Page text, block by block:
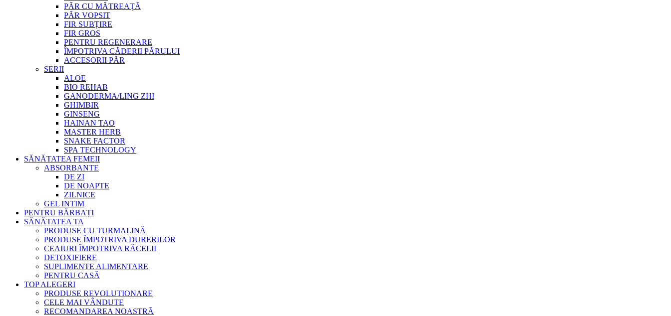
PĂR CU MĂTREAȚĂ
PĂR VOPSIT
FIR SUBȚIRE
FIR GROS
PENTRU REGENERARE
ÎMPOTRIVA CĂDERII PĂRULUI
ACCESORII PĂR
SERII
ALOE
BIO REHAB
GANODERMA/LING ZHI
GHIMBIR
GINSENG
HAINAN TAO
MASTER HERB
SNAKE FACTOR
SPA TECHNOLOGY
SĂNĂTATEA FEMEII
ABSORBANTE
DE ZI
DE NOAPTE
ZILNICE
GEL INTIM
PENTRU BĂRBAȚI
SĂNĂTATEA TA
PRODUSE CU TURMALINĂ
PRODUSE ÎMPOTRIVA DURERILOR
CEAIURI ÎMPOTRIVA RĂCELII
DETOXIFIERE
SUPLIMENTE ALIMENTARE
PENTRU CASĂ
TOP ALEGERI
PRODUSE REVOLUTIONARE
CELE MAI VÂNDUTE
RECOMANDAREA NOASTRĂ